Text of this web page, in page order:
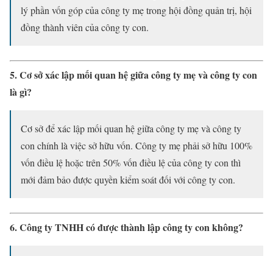
lý phần vốn góp của công ty mẹ trong hội đồng quản trị, hội
đồng thành viên của công ty con.
5. Cơ sở xác lập mối quan hệ giữa công ty mẹ và công ty con
là gì?
Cơ sở để xác lập mối quan hệ giữa công ty mẹ và công ty
con chính là việc sở hữu vốn. Công ty mẹ phải sở hữu 100%
vốn điều lệ hoặc trên 50% vốn điều lệ của công ty con thì
mới đảm bảo được quyền kiểm soát đối với công ty con.
6. Công ty TNHH có được thành lập công ty con không?